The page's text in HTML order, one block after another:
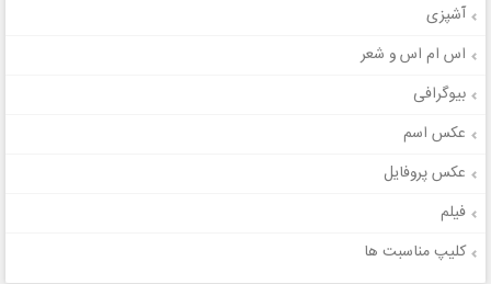
آشپزی
اس ام اس و شعر
بیوگرافی
عکس اسم
عکس پروفایل
فیلم
کلیپ مناسبت ها